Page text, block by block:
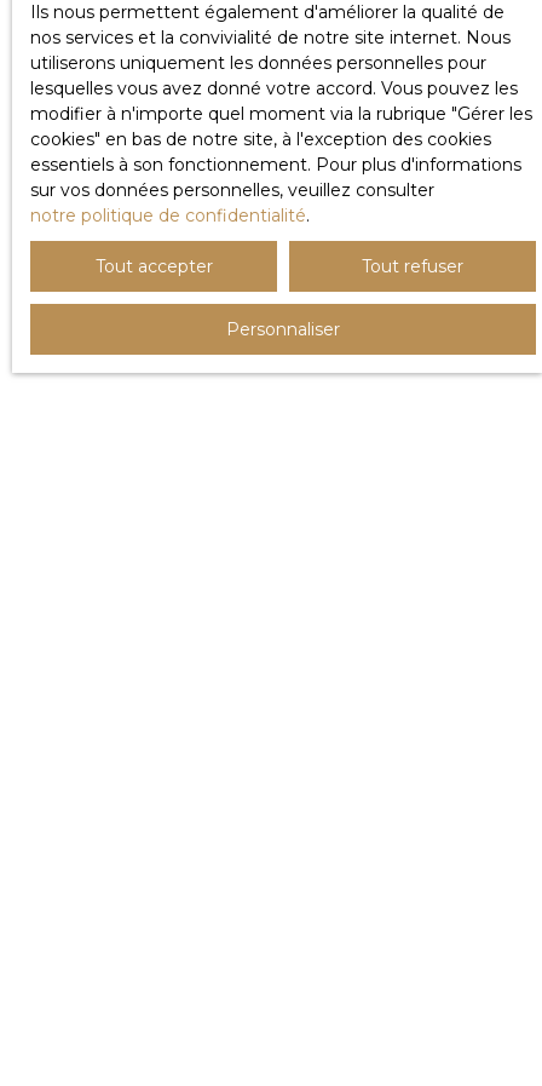
Ils nous permettent également d'améliorer la qualité de
nos services et la convivialité de notre site internet. Nous
utiliserons uniquement les données personnelles pour
lesquelles vous avez donné votre accord. Vous pouvez les
modifier à n'importe quel moment via la rubrique ″Gérer les
cookies″ en bas de notre site, à l'exception des cookies
essentiels à son fonctionnement. Pour plus d'informations
sur vos données personnelles, veuillez consulter
notre politique de confidentialité.
Tout accepter Tout refuser
Personnaliser